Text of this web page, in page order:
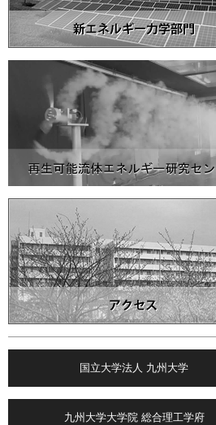
国立大学法人 九州大学
九州大学大学院 総合理工学府